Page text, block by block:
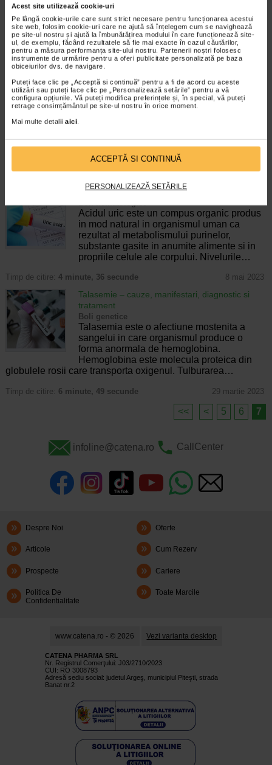
Acest site utilizează cookie-uri
Pe lângă cookie-urile care sunt strict necesare pentru funcționarea acestui
site web, folosim cookie-uri care ne ajută să înțelegem cum se navighează
pe site-ul nostru și ajută la îmbunătățirea modului în care funcționează site-
ul, de exemplu, făcând rezultatele să fie mai exacte în cazul căutărilor,
pentru a măsura performanța site-ului nostru. Partenerii noștri folosesc
instrumente de urmărire pentru a oferi publicitate personalizată pe baza
obiceiurilor dvs. de navigare.
Puteți face clic pe „Acceptă si continuă” pentru a fi de acord cu aceste
utilizări sau puteți face clic pe „Personalizează setările” pentru a vă
configura opțiunile. Vă puteți modifica preferințele și, în special, vă puteți
retrage consimțământul pe site-ul nostru în orice moment.
Mai multe detalii aici
ACCEPTĂ SI CONTINUĂ
PERSONALIZEAZĂ SETĂRILE
procesul complex de hemostaza, cu
formarea trombilor plachetari. Numarul de
trombocite la adult este de 150.000-400.000/mm3,…
Timp de citire:6 minute, 43 secunde 18 mai 2023
Neutrofile scazute la copii si adulti – cauze si
tratament
Boli hematologice
Scaderea defineste o stare
imunocompromisa, asociata de obicei cu
un numar scazut de globule albe,
scazute. Anumite boli, printre care cancerul, diabetul zaharat,
Timp de citire:6 minute, 38 secunde 18 mai 2023
Acid uric scazut - cauze si afectiuni
Acidul uric este un compus organic produs
in mod natural in organismul uman ca
rezultat al metabolismului purinelor,
substante gasite in anumite alimente si in
propriile celule ale corpului. Nivelurile…
Timp de citire: 4 minute, 36 secunde 8 mai 2023
Talasemie – cauze, manifestari, diagnostic si
tratament
Boli genetice
Talasemia este o afectiune mostenita a
sangelui in care organismul produce o
forma anormala de hemoglobina.
Hemoglobina este molecula proteica din
globulele rosii care transporta oxigenul. Tulburarea…
Timp de citire: 6 minute, 49 secunde 29 martie 2023
<< < 5 6 7
infoline@catena.ro CallCenter
Despre Noi Oferte
Articole Cum Rezerv
Prospecte Cariere
Politica De
Confidentialitate
Toate Marcile
www.catena.ro - © 2026 Vezi varianta desktop
CATENA PHARMA SRL
Nr. Registrul Comerţului: J03/2710/2023
CUI: RO 3008793
Adresă sediu social: judetul Argeş, municipiul Piteşti, strada
Banat nr.2